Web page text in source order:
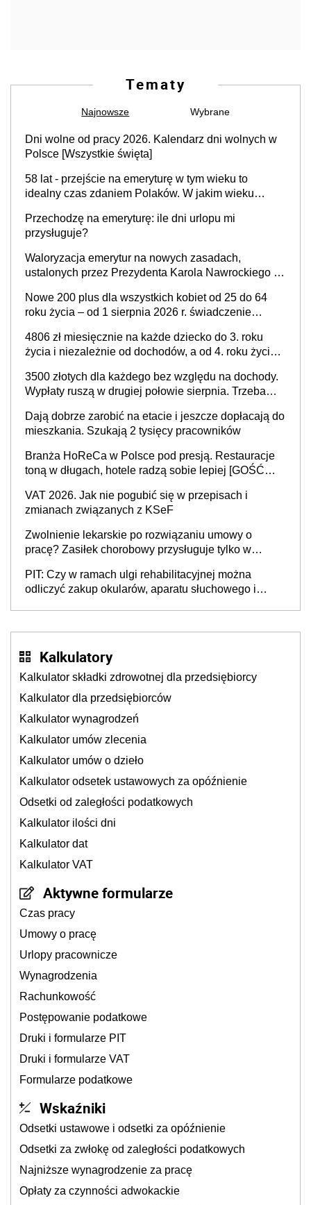
Tematy
Najnowsze Wybrane
Dni wolne od pracy 2026. Kalendarz dni wolnych w
Polsce [Wszystkie święta]
58 lat - przejście na emeryturę w tym wieku to
idealny czas zdaniem Polaków. W jakim wieku
Przechodzę na emeryturę: ile dni urlopu mi
przysługuje?
Waloryzacja emerytur na nowych zasadach,
ustalonych przez Prezydenta Karola Nawrockiego –
podwyżka świadczeń?
Nowe 200 plus dla wszystkich kobiet od 25 do 64
roku życia – od 1 sierpnia 2026 r. świadczenie
4806 zł miesięcznie na każde dziecko do 3. roku
życia i niezależnie od dochodów, a od 4. roku życia
spadku liczby urodzeń w Polsce
3500 złotych dla każdego bez względu na dochody.
Wypłaty ruszą w drugiej połowie sierpnia. Trzeba
Dają dobrze zarobić na etacie i jeszcze dopłacają do
mieszkania. Szukają 2 tysięcy pracowników
Branża HoReCa w Polsce pod presją. Restauracje
toną w długach, hotele radzą sobie lepiej [GOŚĆ
VAT 2026. Jak nie pogubić się w przepisach i
zmianach związanych z KSeF
Zwolnienie lekarskie po rozwiązaniu umowy o
pracę? Zasiłek chorobowy przysługuje tylko w
stosunku pracy
PIT: Czy w ramach ulgi rehabilitacyjnej można
odliczyć zakup okularów, aparatu słuchowego i
Kalkulatory
Kalkulator składki zdrowotnej dla przedsiębiorcy
Kalkulator dla przedsiębiorców
Kalkulator wynagrodzeń
Kalkulator umów zlecenia
Kalkulator umów o dzieło
Kalkulator odsetek ustawowych za opóźnienie
Odsetki od zaległości podatkowych
Kalkulator ilości dni
Kalkulator dat
Kalkulator VAT
Aktywne formularze
Czas pracy
Umowy o pracę
Urlopy pracownicze
Wynagrodzenia
Rachunkowość
Postępowanie podatkowe
Druki i formularze PIT
Druki i formularze VAT
Formularze podatkowe
Wskaźniki
Odsetki ustawowe i odsetki za opóźnienie
Odsetki za zwłokę od zaległości podatkowych
Najniższe wynagrodzenie za pracę
Opłaty za czynności adwokackie